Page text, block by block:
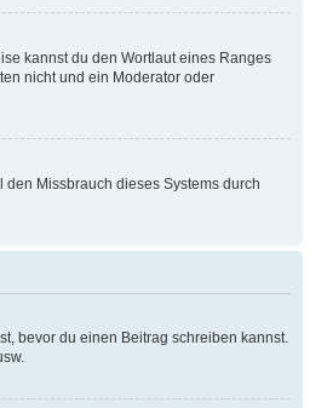
kannst du den Wortlaut eines Ranges
nicht und ein Moderator oder
Missbrauch dieses Systems durch
bevor du einen Beitrag schreiben kannst.